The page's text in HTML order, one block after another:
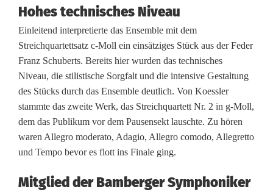
r
d
i
g
e
n
i
Hohes technisches Niveau
Einleitend interpretierte das Ensemble mit dem
Streichquartettsatz c-Moll ein einsätziges Stück aus der Feder
Franz Schuberts. Bereits hier wurden das technisches
Niveau, die stilistische Sorgfalt und die intensive Gestaltung
des Stücks durch das Ensemble deutlich. Von Koessler
stammte das zweite Werk, das Streichquartett Nr. 2 in g-Moll,
dem das Publikum vor dem Pausensekt lauschte. Zu hören
waren Allegro moderato, Adagio, Allegro comodo, Allegretto
und Tempo bevor es flott ins Finale ging.
Mitglied der Bamberger Symphoniker